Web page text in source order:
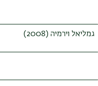
גמליאל וירמיה (2008)